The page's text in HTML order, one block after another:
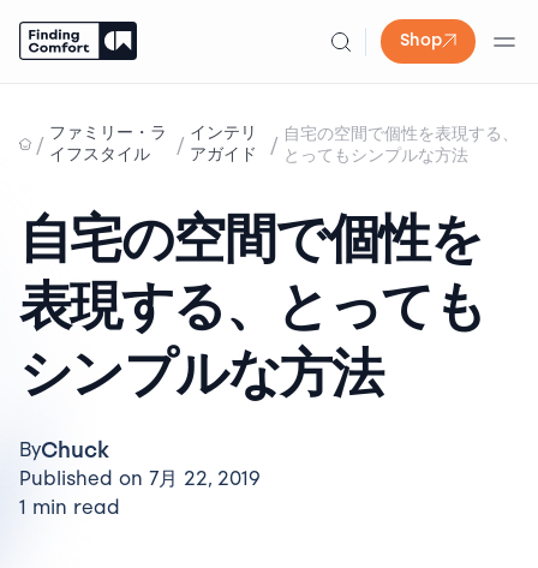
Shop
content
/ ファミリー・ラ
イフスタイル
/ インテリ
アガイド
/ 自宅の空間で個性を表現する、
とってもシンプルな方法
自宅の空間で個性を
表現する、とっても
シンプルな方法
ByChuck
Published on 7月 22, 2019
1 min read